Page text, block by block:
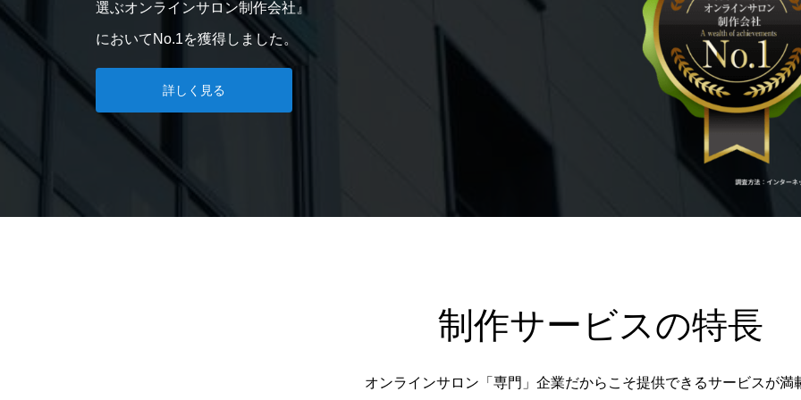
選ぶオンラインサロン制作会社』
においてNo.1を獲得しました。
詳しく見る
制作サービスの特長
オンラインサロン「専門」企業だからこそ提供できるサービスが満